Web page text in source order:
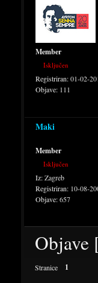
Member
Isključen
Registriran:01-02-
Objave: 111
Maki
Member
Isključen
Iz:Zagreb
Registriran: 10-08-
Objave:657
Objave
Stranice 1